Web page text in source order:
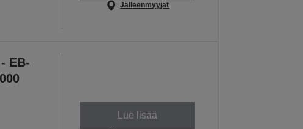
Jälleenmyyjät
EB-
Lue lisää